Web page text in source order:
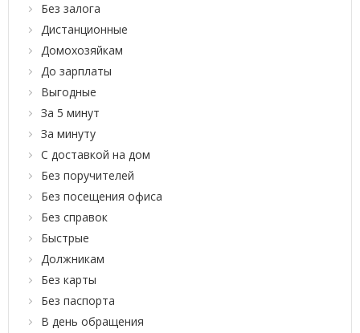
Без залога
Дистанционные
Домохозяйкам
До зарплаты
Выгодные
За 5 минут
За минуту
С доставкой на дом
Без поручителей
Без посещения офиса
Без справок
Быстрые
Должникам
Без карты
Без паспорта
В день обращения